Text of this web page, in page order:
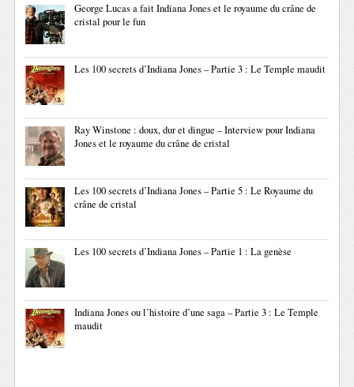
George Lucas a fait Indiana Jones et le royaume du crâne de
cristal pour le fun
Les 100 secrets d’Indiana Jones – Partie 3 : Le Temple maudit
Ray Winstone : doux, dur et dingue – Interview pour Indiana
Jones et le royaume du crâne de cristal
Les 100 secrets d’Indiana Jones – Partie 5 : Le Royaume du
crâne de cristal
Les 100 secrets d’Indiana Jones – Partie 1 : La genèse
Indiana Jones ou l’histoire d’une saga – Partie 3 : Le Temple
maudit